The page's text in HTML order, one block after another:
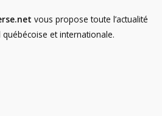
vous propose toute l’actualité
et internationale.